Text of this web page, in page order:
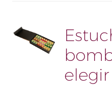
opciones
pueden
elegir
en
elegir